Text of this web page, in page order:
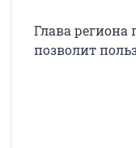
Глава региона
позволит